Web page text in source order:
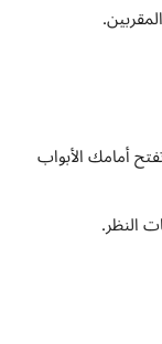
أمامك الأبواب
النظر.